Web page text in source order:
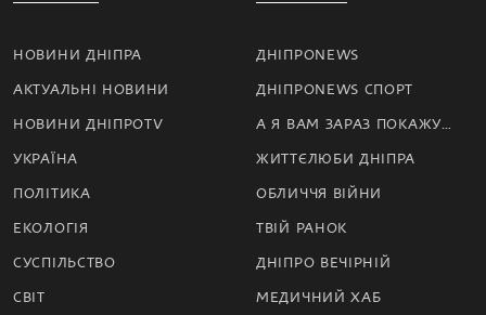
НОВИНИ ДНІПРА
АКТУАЛЬНІ НОВИНИ
НОВИНИ ДНІПРОTV
УКРАЇНА
ПОЛІТИКА
ЕКОЛОГІЯ
СУСПІЛЬСТВО
СВІТ
ДНІПРОNEWS
ДНІПРОNEWS СПОРТ
А Я ВАМ ЗАРАЗ ПОКАЖУ…
ЖИТТЄЛЮБИ ДНІПРА
ОБЛИЧЧЯ ВІЙНИ
ТВІЙ РАНОК
ДНІПРО ВЕЧІРНІЙ
МЕДИЧНИЙ ХАБ